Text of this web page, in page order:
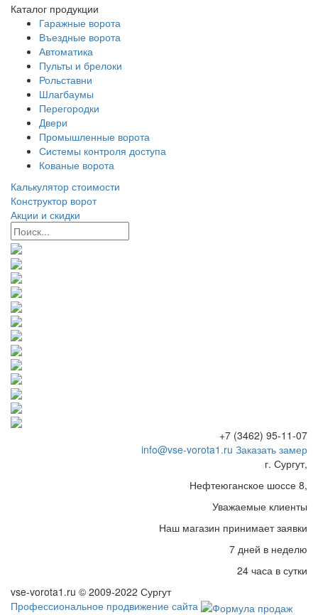
Каталог продукции
Гаражные ворота
Въездные ворота
Автоматика
Пульты и брелоки
Рольставни
Шлагбаумы
Перегородки
Двери
Промышленные ворота
Системы контроля доступа
Кованые ворота
Калькулятор стоимости
Конструктор ворот
Акции и скидки
+7 (3462) 95-11-07
info@vse-vorota1.ru Заказать замер
г. Сургут,
Нефтеюганское шоссе 8,
Уважаемые клиенты
Наш магазин принимает заявки
7 дней в неделю
24 часа в сутки
vse-vorota1.ru © 2009-2022 Сургут
Профессиональное продвижение сайта